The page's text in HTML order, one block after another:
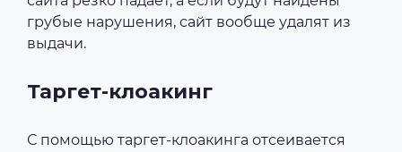
грубые нарушения, сайт вообще удалят из
выдачи.
Таргет-клоакинг
С помощью таргет-клоакинга отсеивается